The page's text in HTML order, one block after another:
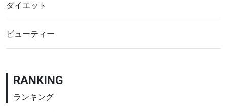
ダイエット
ビューティー
RANKING
ランキング